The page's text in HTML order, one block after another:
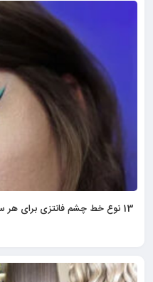
13 نوع خط چشم فانتزی برای هر سلیقه‌ای